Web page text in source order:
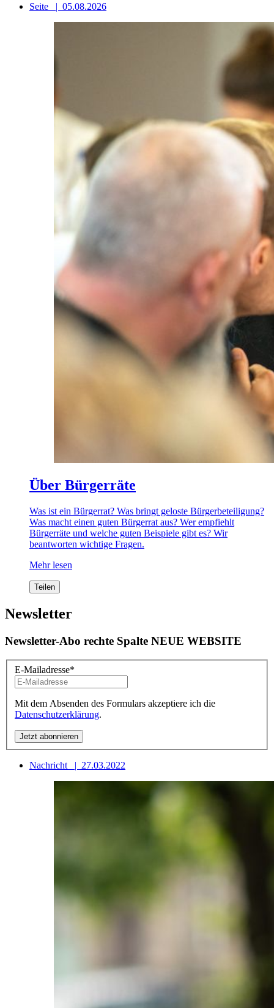
Seite
| 05.08.2026
Über Bürgerräte
Was ist ein Bürgerrat? Was bringt geloste Bürgerbeteiligung?
Was macht einen guten Bürgerrat aus? Wer empfiehlt
Bürgerräte und welche guten Beispiele gibt es? Wir
beantworten wichtige Fragen.
Mehr lesen
Teilen
Newsletter
Newsletter-Abo rechte Spalte NEUE WEBSITE
E-Mailadresse*
Mit dem Absenden des Formulars akzeptiere ich die
Datenschutzerklärung.
Nachricht | 27.03.2022